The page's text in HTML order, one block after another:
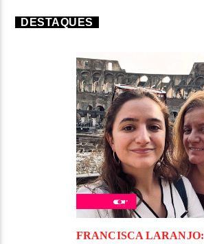
DESTAQUES
FRANCISCA LARANJO: